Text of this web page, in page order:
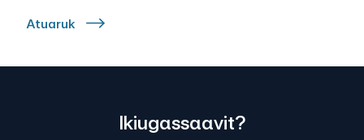
Atuaruk
Ikiugassaavit?